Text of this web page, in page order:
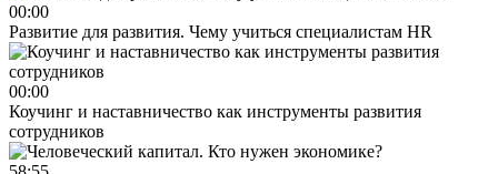
00:00
Развитие для развития. Чему учиться специалистам HR
00:00
Коучинг и наставничество как инструменты развития
сотрудников